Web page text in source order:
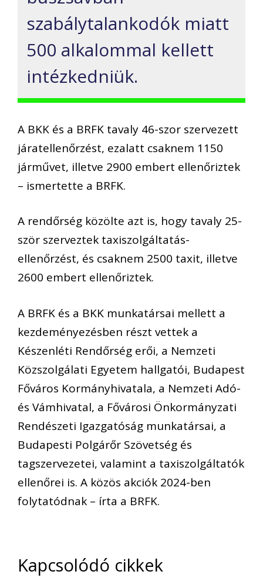
szabálytalankodók miatt
500 alkalommal kellett
intézkedniük.
A BKK és a BRFK tavaly 46-szor szervezett
járatellenőrzést, ezalatt csaknem 1150
járművet, illetve 2900 embert ellenőriztek
– ismertette a BRFK.
A rendőrség közölte azt is, hogy tavaly 25-
ször szerveztek taxiszolgáltatás-
ellenőrzést, és csaknem 2500 taxit, illetve
2600 embert ellenőriztek.
A BRFK és a BKK munkatársai mellett a
kezdeményezésben részt vettek a
Készenléti Rendőrség erői, a Nemzeti
Közszolgálati Egyetem hallgatói, Budapest
Főváros Kormányhivatala, a Nemzeti Adó-
és Vámhivatal, a Fővárosi Önkormányzati
Rendészeti Igazgatóság munkatársai, a
Budapesti Polgárőr Szövetség és
tagszervezetei, valamint a taxiszolgáltatók
ellenőrei is. A közös akciók 2024-ben
folytatódnak – írta a BRFK.
Kapcsolódó cikkek